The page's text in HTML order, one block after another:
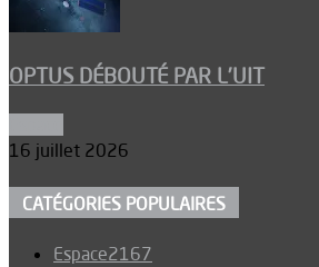
OPTUS DÉBOUTÉ PAR L’UIT
16 juillet 2026
CATÉGORIES POPULAIRES
Espace2167